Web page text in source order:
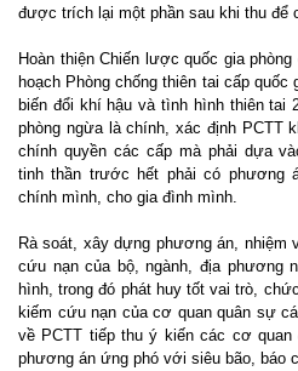
được trích lại một phần sau khi thu để
Hoàn thiện Chiến lược quốc gia
hoạch Phòng chống thiên tai cấp
biến đổi khí hậu và tình hình thiên tai
phòng ngừa là chính, xác định PCTT
chính quyền các cấp mà phải dựa
tinh thần trước hết phải có phương
chính mình, cho gia đình mình.
Rà soát, xây dựng phương án, nhiệm
cứu nạn của bộ, ngành, địa phương
hình, trong đó phát huy tốt vai trò,
kiếm cứu nạn của cơ quan quân sự
về PCTT tiếp thu ý kiến các cơ
phương án ứng phó với siêu bão, báo